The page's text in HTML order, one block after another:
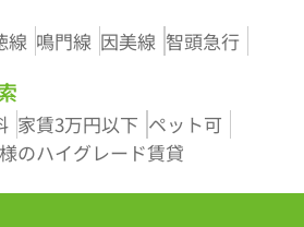
線 鳴門線 因美線 智頭急行
家賃3万円以下 ペット可
のハイグレード賃貸